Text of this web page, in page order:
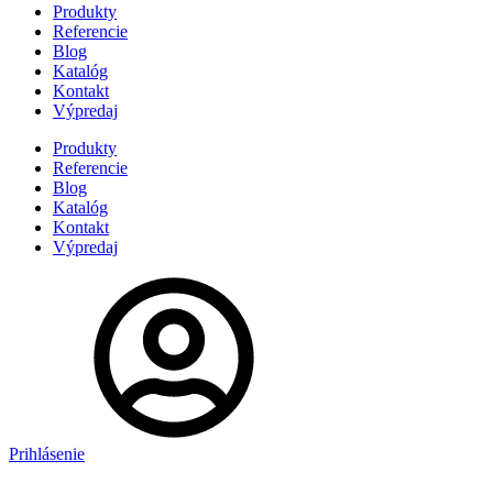
Produkty
Referencie
Blog
Katalóg
Kontakt
Výpredaj
Produkty
Referencie
Blog
Katalóg
Kontakt
Výpredaj
Prihlásenie